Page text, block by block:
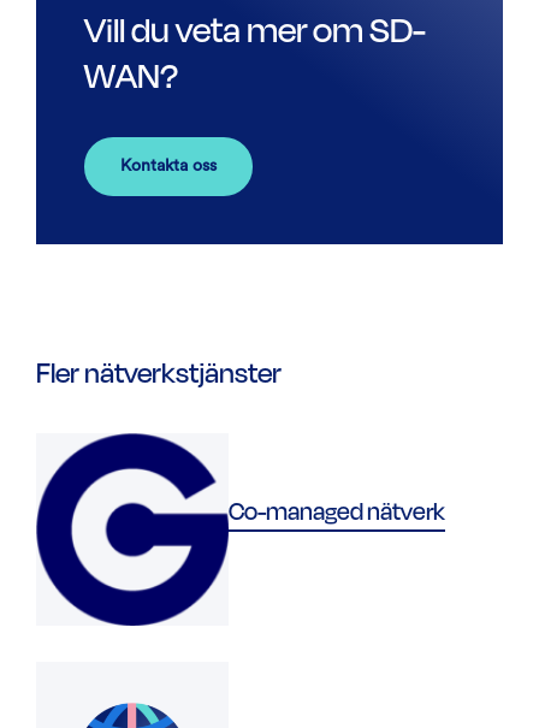
Vill du veta mer om SD-
WAN?
Kontakta oss
Fler nätverkstjänster
Co-managed nätverk